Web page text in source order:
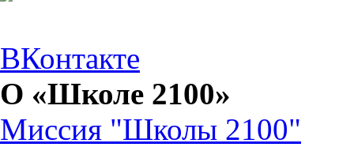
ВКонтакте
О «Школе 2100»
Миссия "Школы 2100"